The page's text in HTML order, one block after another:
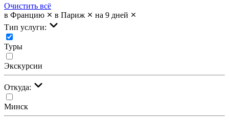
Очистить всё
в Францию
в Париж
на 9 дней
Тип услуги:
Туры
Экскурсии
Откуда:
Минск